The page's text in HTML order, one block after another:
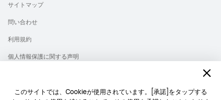
このサイトでは、Cookieが使用されています。[承諾]をタップする
サイトマップ
問い合わせ
利用規約
個人情報保護に関する声明
クッキー